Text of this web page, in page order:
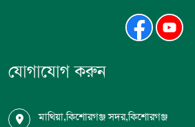
যোগাযোগ করুন
মাথিয়া,কিশোরগঞ্জ সদর,কিশোরগঞ্জ